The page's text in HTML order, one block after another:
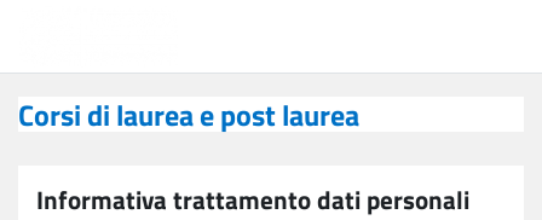
Corsi di laurea e post laurea
Informativa trattamento dati personali